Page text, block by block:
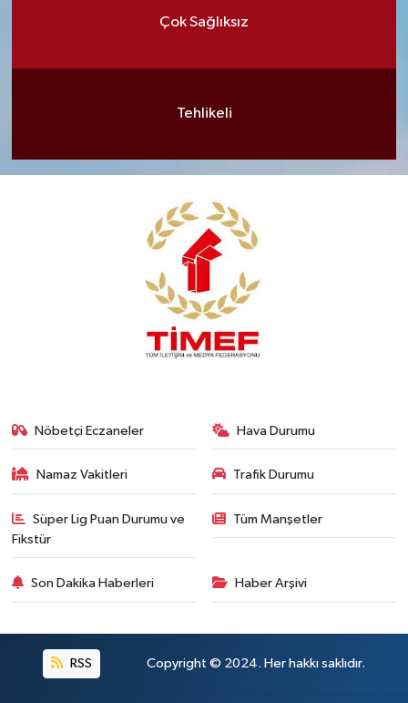
Çok Sağlıksız
Tehlikeli
Nöbetçi Eczaneler Hava Durumu
Namaz Vakitleri Trafik Durumu
Süper Lig Puan Durumu ve
Fikstür
Tüm Manşetler
Son Dakika Haberleri Haber Arşivi
RSS Copyright © 2024. Her hakkı saklıdır.